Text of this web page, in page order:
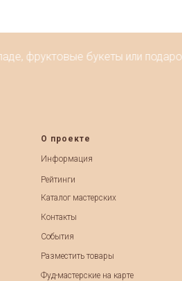
букеты или
О проекте
Информация
Рейтинги
Каталог мастерских
Контакты
События
Разместить товары
Фуд-мастерские на карте